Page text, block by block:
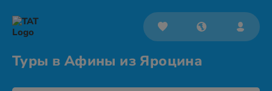
Туры в Афины из Яроцина